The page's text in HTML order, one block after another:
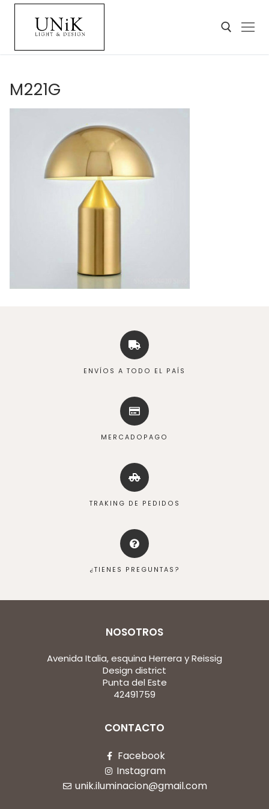
M221G
ENVÍOS A TODO EL PAÍS
MERCADOPAGO
TRAKING DE PEDIDOS
¿TIENES PREGUNTAS?
NOSOTROS
Avenida Italia, esquina Herrera y Reissig
Design district
Punta del Este
42491759
CONTACTO
Facebook
Instagram
unik.iluminacion@gmail.com